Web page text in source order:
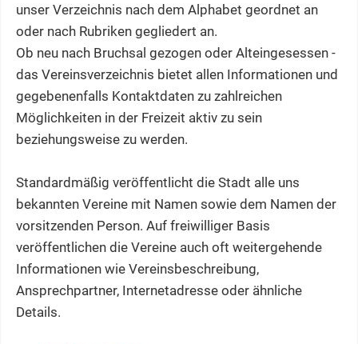
unser Verzeichnis nach dem Alphabet geordnet an
oder nach Rubriken gegliedert an.
Ob neu nach Bruchsal gezogen oder Alteingesessen -
das Vereinsverzeichnis bietet allen Informationen und
gegebenenfalls Kontaktdaten zu zahlreichen
Möglichkeiten in der Freizeit aktiv zu sein
beziehungsweise zu werden.
Standardmäßig veröffentlicht die Stadt alle uns
bekannten Vereine mit Namen sowie dem Namen der
vorsitzenden Person. Auf freiwilliger Basis
veröffentlichen die Vereine auch oft weitergehende
Informationen wie Vereinsbeschreibung,
Ansprechpartner, Internetadresse oder ähnliche
Details.